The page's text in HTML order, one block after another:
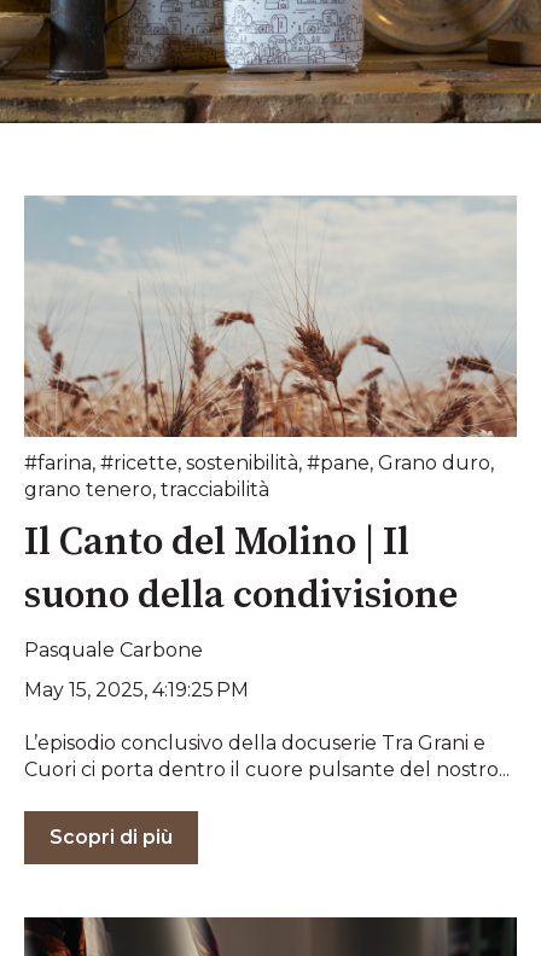
#farina, #ricette, sostenibilità, #pane, Grano duro,
grano tenero, tracciabilità
Il Canto del Molino | Il
suono della condivisione
Pasquale Carbone
May 15, 2025, 4:19:25 PM
L’episodio conclusivo della docuserie Tra Grani e
Cuori ci porta dentro il cuore pulsante del nostro...
Scopri di più